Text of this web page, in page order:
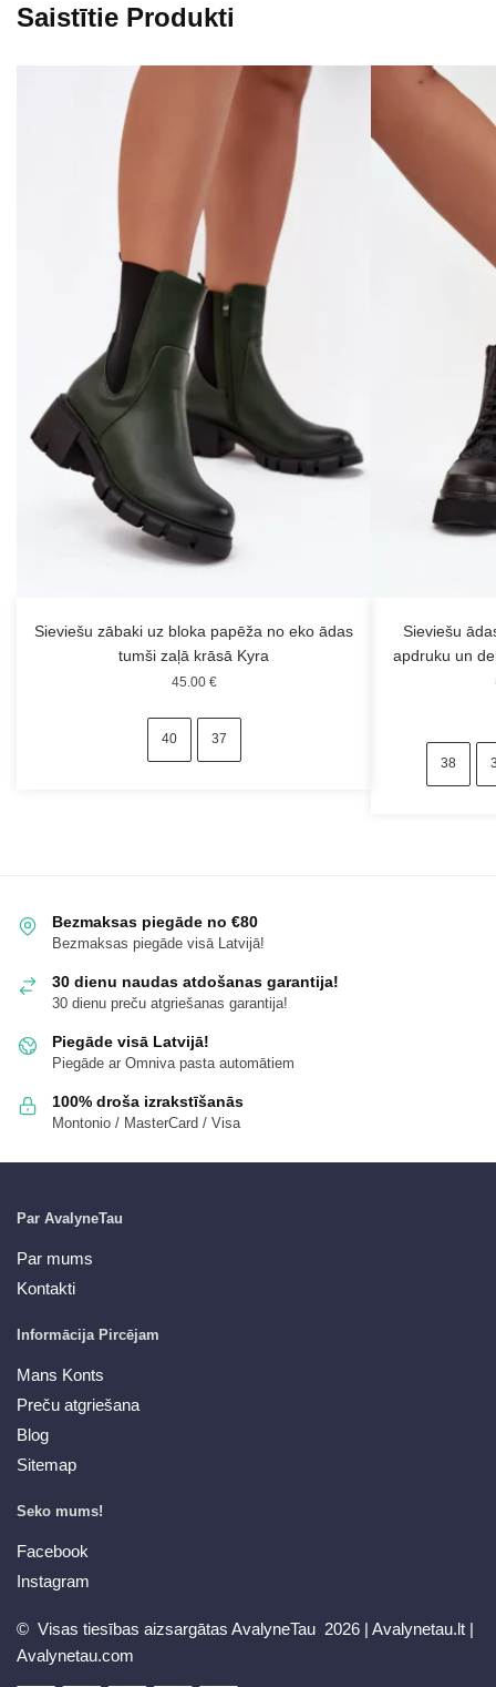
Saistītie Produkti
Sieviešu zābaki uz bloka papēža no eko ādas
tumši zaļā krāsā Kyra
45.00 €
40 37
Sieviešu
apdruku un
38
Bezmaksas piegāde no €80
Bezmaksas piegāde visā Latvijā!
30 dienu naudas atdošanas garantija!
30 dienu preču atgriešanas garantija!
Piegāde visā Latvijā!
Piegāde ar Omniva pasta automātiem
100% droša izrakstīšanās
Montonio / MasterCard / Visa
Par AvalyneTau
Par mums
Kontakti
Informācija Pircējam
Mans Konts
Preču atgriešana
Blog
Sitemap
Seko mums!
Facebook
Instagram
© Visas tiesības aizsargātas AvalyneTau 2026 | Avalynetau.lt |
Avalynetau.com